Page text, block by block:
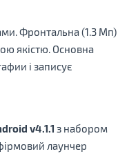
Фронтальна (1.3 Мп)
якістю. Основна
і записує
v4.1.1 з набором
лаунчер